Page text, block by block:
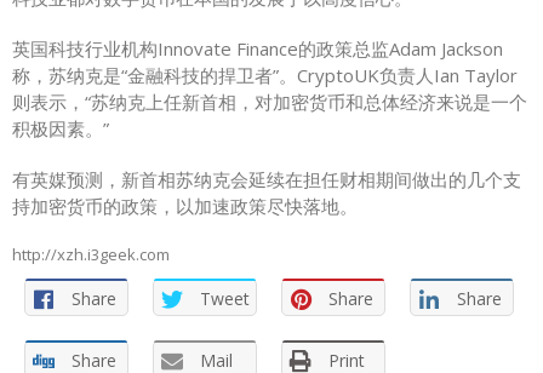
英国科技行业机构Innovate Finance的政策总监Adam Jackson
称，苏纳克是“金融科技的捍卫者”。CryptoUK负责人Ian Taylor
则表示，“苏纳克上任新首相，对加密货币和总体经济来说是一个
积极因素。”
有英媒预测，新首相苏纳克会延续在担任财相期间做出的几个支
持加密货币的政策，以加速政策尽快落地。
http://xzh.i3geek.com
Share Tweet Share Share
Share Mail Print